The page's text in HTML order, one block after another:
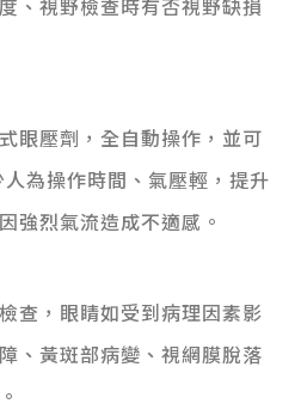
、視野檢查時有否視野缺損
眼壓劑，全自動操作，並可
為操作時間、氣壓輕，提升
強烈氣流造成不適感。
查，眼睛如受到病理因素影
、黃斑部病變、視網膜脫落